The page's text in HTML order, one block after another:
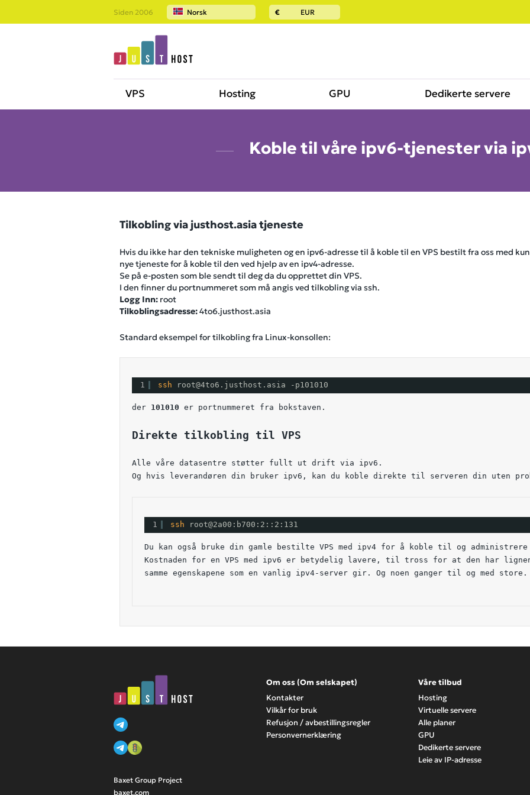
Siden 2006 Norsk € EUR
VPS Hosting GPU Dedikerte servere
Koble til våre ipv6-tjenester via
Tilkobling via justhost.asiatjeneste
Hvis du ikke har den tekniske muligheten og en ipv6-adresse til å koble til en VPS bestilt fra oss med
nye tjeneste for å koble til den ved hjelp av en ipv4-adresse.
Se på e-posten som ble sendt til deg da du opprettet din VPS.
I den finner du portnummeret som må angis ved tilkobling via ssh.
Logg Inn: root
Tilkoblingsadresse:4to6.justhost.asia
Standard eksempel for tilkobling fra Linux-konsollen:
1 ssh root@4to6.justhost.asia -p101010
der 101010 er portnummeret fra bokstaven.
Direkte tilkobling til VPS
Alle våre datasentre støtter fullt ut drift via ipv6.
Og hvis leverandøren din bruker ipv6, kan du koble direkte til serveren din uten
1 ssh root@2a00:b700:2::2:131
Du kan også bruke din gamle bestilte VPS med ipv4 for å koble til og administrere
Kostnaden for en VPS med ipv6 er betydelig lavere, til tross for at den har
samme egenskapene som en vanlig ipv4-server gir. Og noen ganger til og med store.
Om oss (Om selskapet)
Kontakter
Vilkår for bruk
Refusjon / avbestillingsregler
Personvernerklæring
Våre tilbud
Hosting
Virtuelle servere
Alle planer
GPU
Dedikerte servere
Leie av IP-adresse
Baxet Group Project
baxet.com